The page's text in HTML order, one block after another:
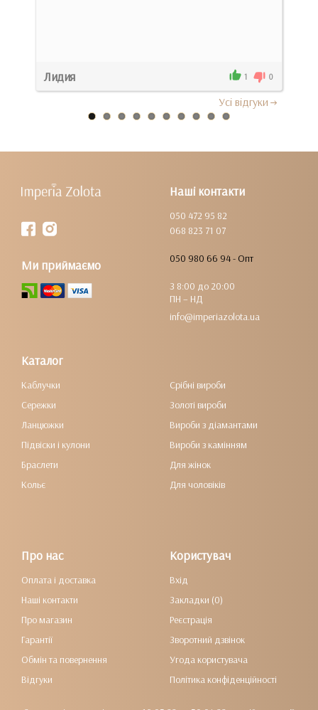
Лидия 1 0
Усi вiдгуки
Наші контакти
050 472 95 82
068 823 71 07
050 980 66 94 - Опт
З 8:00 до 20:00
ПН – НД
info@imperiazolota.ua
Ми приймаємо
Каталог
Каблучки
Сережки
Ланцюжки
Підвіски і кулони
Браслети
Кольє
Срібні вироби
Золоті вироби
Вироби з діамантами
Вироби з камінням
Для жінок
Для чоловіків
Про нас
Оплата і доставка
Наші контакти
Про магазин
Гарантії
Обмін та повернення
Відгуки
Користувач
Вхід
Закладки (0)
Реєстрація
Зворотний дзвінок
Угода користувача
Політика конфіденційності